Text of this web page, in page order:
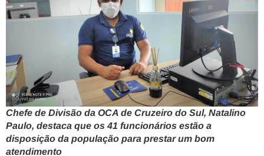
Chefe de Divisão da OCA de Cruzeiro do Sul, Natalino
Paulo, destaca que os 41 funcionários estão a
disposição da população para prestar um bom
atendimento